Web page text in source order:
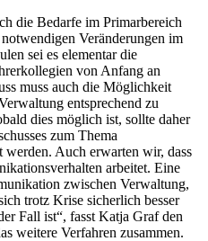
die Bedarfe im Primarbereich
Veränderungen im
sei es elementar die
von Anfang an
muss auch die Möglichkeit
entsprechend zu
dies möglich ist, sollte daher
zum Thema
Auch erwarten wir, dass
arbeitet. Eine
zwischen Verwaltung,
trotz Krise sicherlich besser
Fall ist“, fasst Katja Graf den
weitere Verfahren zusammen.